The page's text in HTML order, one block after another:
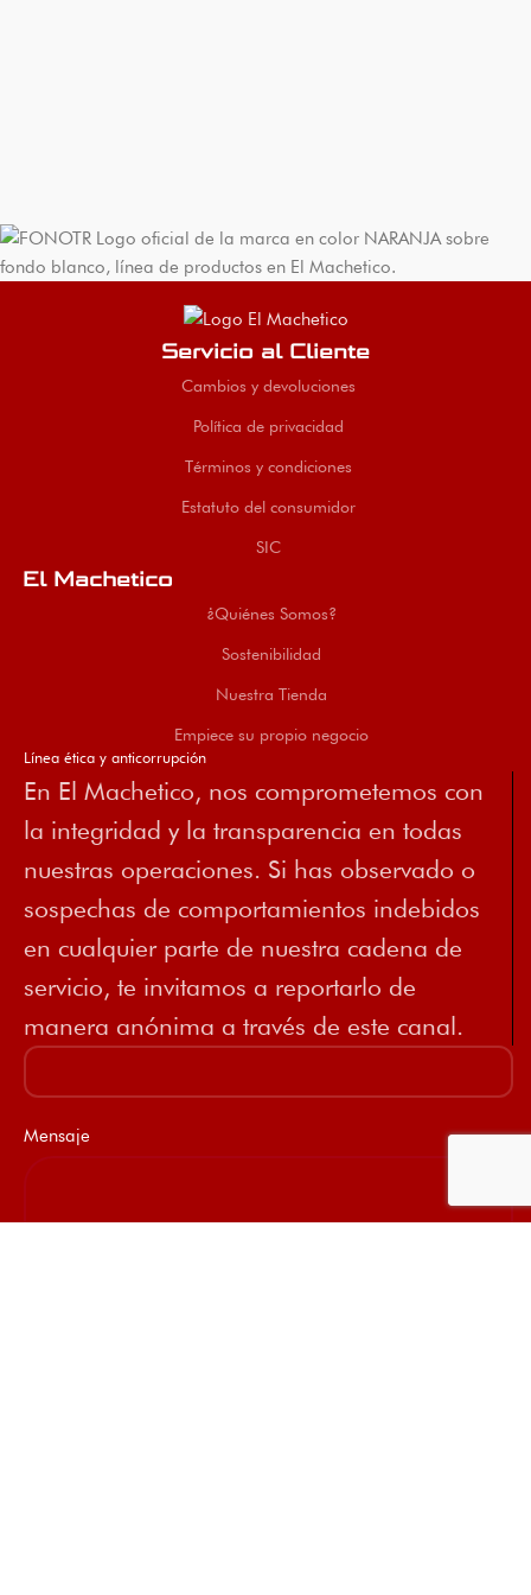
Servicio al Cliente
Cambios y devoluciones
Política de privacidad
Términos y condiciones
Estatuto del consumidor
SIC
El Machetico
¿Quiénes Somos?
Sostenibilidad
Nuestra Tienda
Empiece su propio negocio
Línea ética y anticorrupción
En El Machetico, nos comprometemos con
la integridad y la transparencia en todas
nuestras operaciones. Si has observado o
sospechas de comportamientos indebidos
en cualquier parte de nuestra cadena de
servicio, te invitamos a reportarlo de
manera anónima a través de este canal.
Mensaje